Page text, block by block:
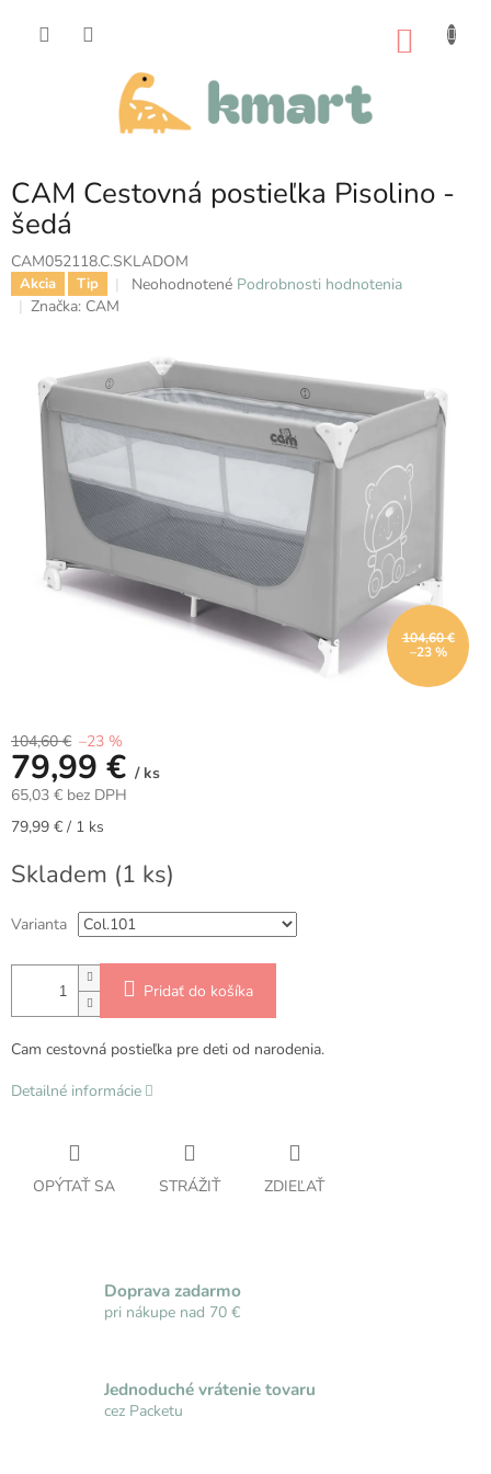
CAM Cestovná postieľka Pisolino -
šedá
CAM052118.C.SKLADOM
Akcia Tip
Priemerné
0,0
z
5
hviezdičiek.
Neohodnotené Podrobnosti hodnotenia
Značka: CAM
104,60 €
–23 %
104,60 € –23 %
79,99 € / ks
65,03 € bez DPH
Jednotková
79,99 € / 1 ks
Skladem (1 ks)
Varianta
Pridať do košíka
Cam cestovná postieľka pre deti od narodenia.
Detailné informácie
OPÝTAŤ SA STRÁŽIŤ ZDIEĽAŤ
Doprava zadarmo
pri nákupe nad 70 €
Jednoduché vrátenie tovaru
cez Packetu